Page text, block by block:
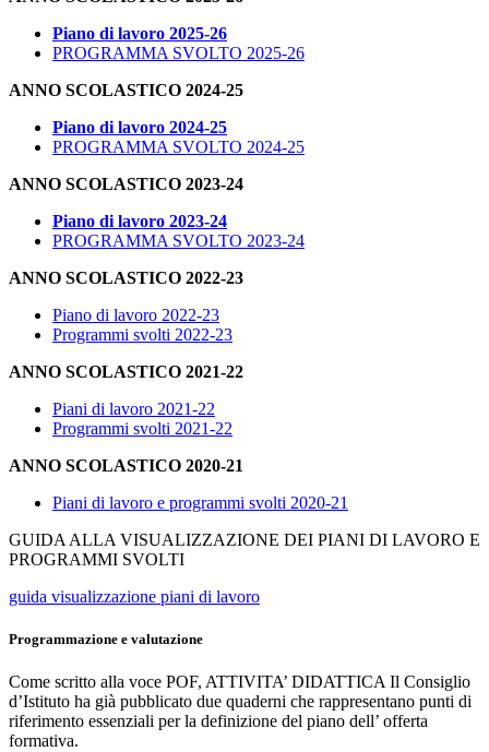
Piano di lavoro 2025-26
PROGRAMMA SVOLTO 2025-26
ANNO SCOLASTICO 2024-25
Piano di lavoro 2024-25
PROGRAMMA SVOLTO 2024-25
ANNO SCOLASTICO 2023-24
Piano di lavoro 2023-24
PROGRAMMA SVOLTO 2023-24
ANNO SCOLASTICO 2022-23
Piano di lavoro 2022-23
Programmi svolti 2022-23
ANNO SCOLASTICO 2021-22
Piani di lavoro 2021-22
Programmi svolti 2021-22
ANNO SCOLASTICO 2020-21
Piani di lavoro e programmi svolti 2020-21
GUIDA ALLA VISUALIZZAZIONE DEI PIANI DI LAVORO E
PROGRAMMI SVOLTI
guida visualizzazione piani di lavoro
Programmazione e valutazione
Come scritto alla voce POF, ATTIVITA’ DIDATTICA Il Consiglio
d’Istituto ha già pubblicato due quaderni che rappresentano punti di
riferimento essenziali per la definizione del piano dell’ offerta
formativa.